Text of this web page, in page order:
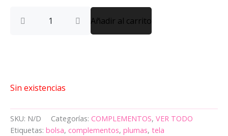
Añadir al carrito
Sin existencias
SKU: N/D Categorías: COMPLEMENTOS, VER TODO
Etiquetas: bolsa, complementos, plumas, tela